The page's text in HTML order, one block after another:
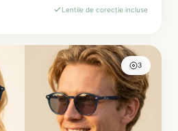
Lentile de corecție incluse
3